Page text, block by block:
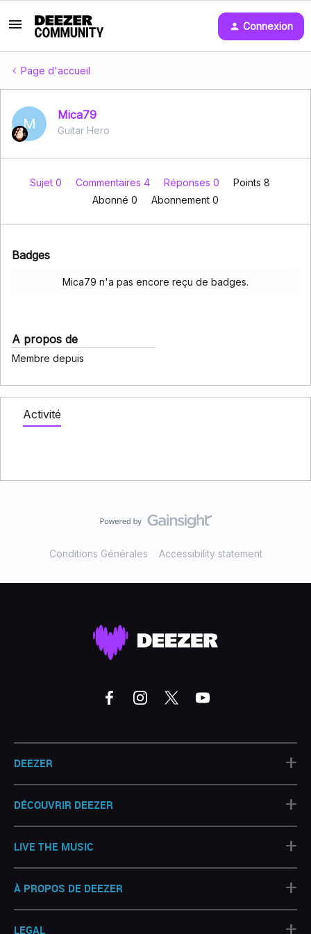
Connexion
Page d'accueil
M
Mica79
Guitar Hero
Sujet 0 Commentaires 4 Réponses 0
Points 8
Abonné 0 Abonnement 0
Badges
Mica79 n'a pas encore reçu de badges.
A propos de
Membre depuis
Activité
Conditions Générales Accessibility statement
DEEZER +
DÉCOUVRIR DEEZER +
LIVE THE MUSIC +
À PROPOS DE DEEZER +
LEGAL +